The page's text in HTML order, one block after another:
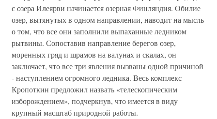
с озера Илеярви начинается озерная Финляндия. Обилие
озер, вытянутых в одном направлении, наводит на мысль
о том, что все они заполнили выпаханные ледником
рытвины. Сопоставив направление берегов озер,
моренных гряд и шрамов на валунах и скалах, он
заключает, что все три явления вызваны одной причиной
- наступлением огромного ледника. Весь комплекс
Кропоткин предложил назвать «телескопическим
изборождением», подчеркнув, что имеется в виду
крупный масштаб природной работы.